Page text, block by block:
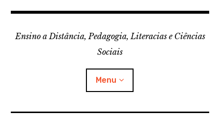
Ensino a Distância, Pedagogia, Literacias e Ciências
Sociais
Menu